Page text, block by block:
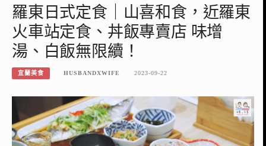
羅東日式定食｜山喜和食，近羅東
火車站定食、丼飯專賣店 味增
湯、白飯無限續！
宜蘭美食 HUSBANDXWIFE 2023-09-22